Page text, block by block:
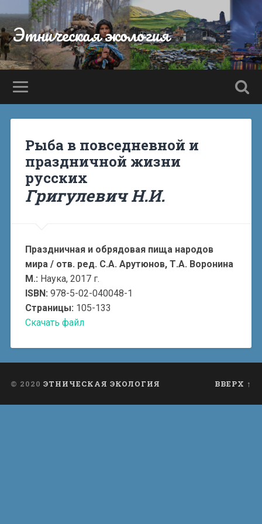
Этническая экология
Рыба в повседневной и
праздничной жизни
русских
Григулевич Н.И.
Праздничная и обрядовая пища народов
мира / отв. ред. С.А. Арутюнов, Т.А. Воронина
М.: Наука, 2017 г.
ISBN: 978-5-02-040048-1
Страницы: 105-133
Скачать файл
© 2020 ЭТНИЧЕСКАЯ ЭКОЛОГИЯ ВВЕРХ ↑